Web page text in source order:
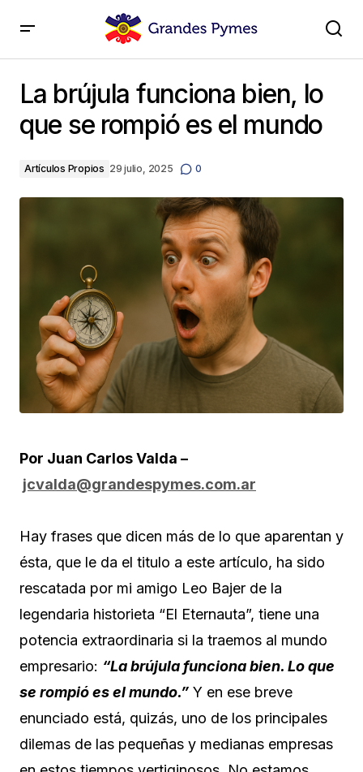
mundo
La brújula funciona bien, lo
que se rompió es el mundo
Artículos Propios 29 julio, 2025 0
Por Juan Carlos Valda –
jcvalda@grandespymes.com.ar
Hay frases que dicen más de lo que aparentan y
ésta, que le da el titulo a este artículo, ha sido
rescatada por mi amigo Leo Bajer de la
legendaria historieta “El Eternauta”, tiene una
potencia extraordinaria si la traemos al mundo
empresario: “La brújula funciona bien. Lo que
se rompió es el mundo.” Y en ese breve
enunciado está, quizás, uno de los principales
dilemas de las pequeñas y medianas empresas